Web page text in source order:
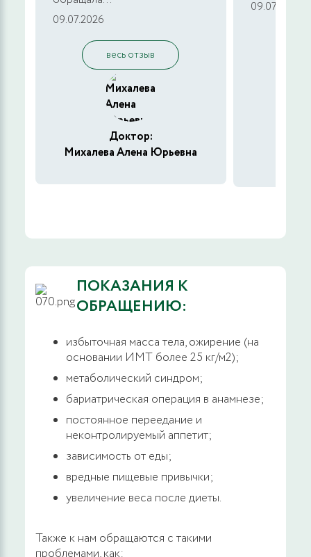
09.07.2026
весь отзыв
Доктор:
Михалева Алена Юрьевна
09.07.2026
ПОКАЗАНИЯ К
ОБРАЩЕНИЮ:
избыточная масса тела, ожирение (на
основании ИМТ более 25 кг/м2);
метаболический синдром;
бариатрическая операция в анамнезе;
постоянное переедание и
неконтролируемый аппетит;
зависимость от еды;
вредные пищевые привычки;
увеличение веса после диеты.
Также к нам обращаются с такими